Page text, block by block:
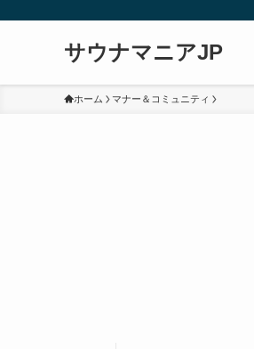
サウナマニアJP
ホーム マナー＆コミュニティ